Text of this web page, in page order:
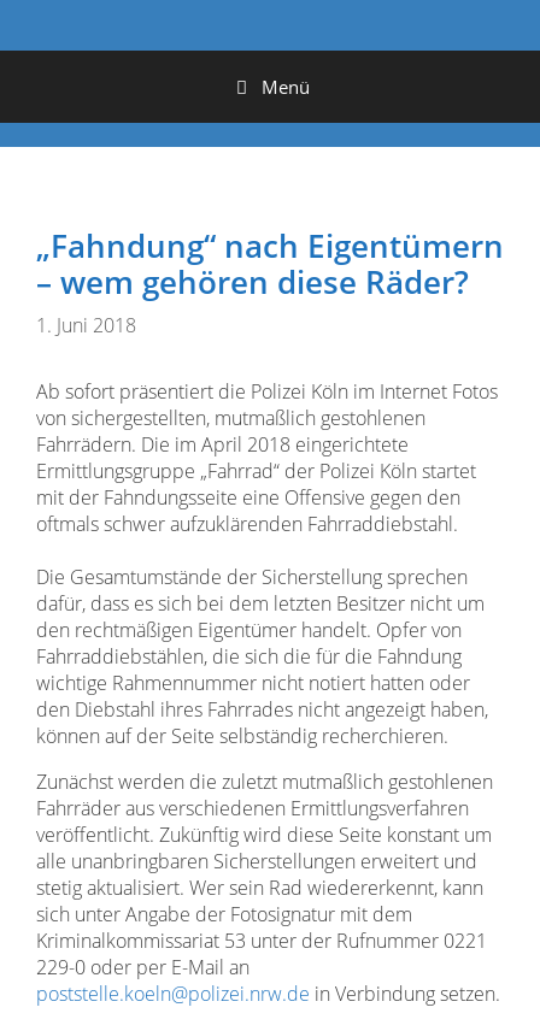
Menü
„Fahndung“ nach Eigentümern
– wem gehören diese Räder?
1. Juni 2018
Ab sofort präsentiert die Polizei Köln im Internet Fotos
von sichergestellten, mutmaßlich gestohlenen
Fahrrädern. Die im April 2018 eingerichtete
Ermittlungsgruppe „Fahrrad“ der Polizei Köln startet
mit der Fahndungsseite eine Offensive gegen den
oftmals schwer aufzuklärenden Fahrraddiebstahl.
Die Gesamtumstände der Sicherstellung sprechen
dafür, dass es sich bei dem letzten Besitzer nicht um
den rechtmäßigen Eigentümer handelt. Opfer von
Fahrraddiebstählen, die sich die für die Fahndung
wichtige Rahmennummer nicht notiert hatten oder
den Diebstahl ihres Fahrrades nicht angezeigt haben,
können auf der Seite selbständig recherchieren.
Zunächst werden die zuletzt mutmaßlich gestohlenen
Fahrräder aus verschiedenen Ermittlungsverfahren
veröffentlicht. Zukünftig wird diese Seite konstant um
alle unanbringbaren Sicherstellungen erweitert und
stetig aktualisiert. Wer sein Rad wiedererkennt, kann
sich unter Angabe der Fotosignatur mit dem
Kriminalkommissariat 53 unter der Rufnummer 0221
229-0 oder per E-Mail an
poststelle.koeln@polizei.nrw.de in Verbindung setzen.